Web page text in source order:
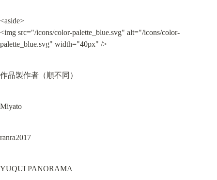
<aside>
<img src="/icons/color-palette_blue.svg" alt="/icons/color-
palette_blue.svg" width="40px" />
作品製作者（順不同）
Miyato
ranra2017
YUQUI PANORAMA